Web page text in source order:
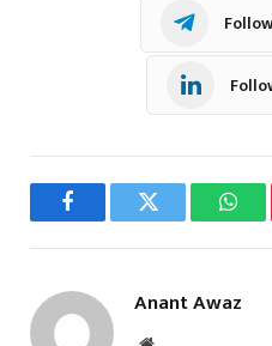
FacebookTwitter
Anant Awaz